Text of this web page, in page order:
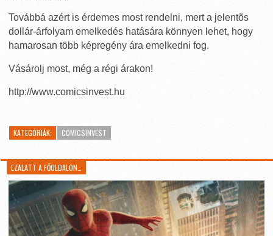
Továbbá azért is érdemes most rendelni, mert a jelentõs
dollár-árfolyam emelkedés hatására könnyen lehet, hogy
hamarosan több képregény ára emelkedni fog.
Vásárolj most, még a régi árakon!
http://www.comicsinvest.hu
KATEGÓRIÁK: COMICSINVEST
EZALATT A FŐOLDALON…